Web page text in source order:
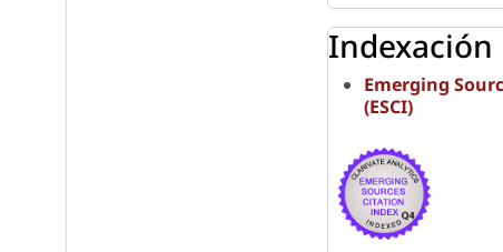
Indexación
Emerging
(ESCI)